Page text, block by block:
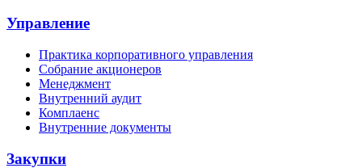
Управление
Практика корпоративного управления
Собрание акционеров
Менеджмент
Внутренний аудит
Комплаенс
Внутренние документы
Закупки